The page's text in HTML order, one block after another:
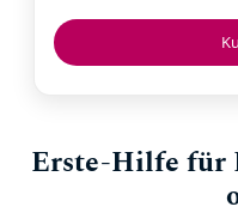
Erste-Hilfe für